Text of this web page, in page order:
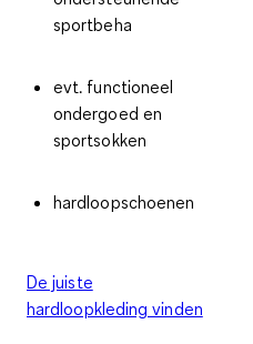
sportbeha
evt. functioneel
ondergoed en
sportsokken
hardloopschoenen
De juiste
hardloopkleding vinden